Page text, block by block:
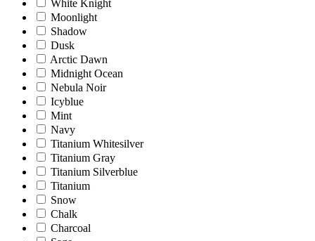
White Knight
Moonlight
Shadow
Dusk
Arctic Dawn
Midnight Ocean
Nebula Noir
Icyblue
Mint
Navy
Titanium Whitesilver
Titanium Gray
Titanium Silverblue
Titanium
Snow
Chalk
Charcoal